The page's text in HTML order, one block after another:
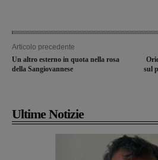
Articolo precedente
Un altro esterno in quota nella rosa
della Sangiovannese
sul
Ultime Notizie